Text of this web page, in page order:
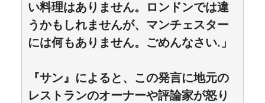
い料理はありません。ロンドンでは違
うかもしれませんが、マンチェスター
には何もありません。ごめんなさい.」
『サン』によると、この発言に地元の
レストランのオーナーや評論家が怒り